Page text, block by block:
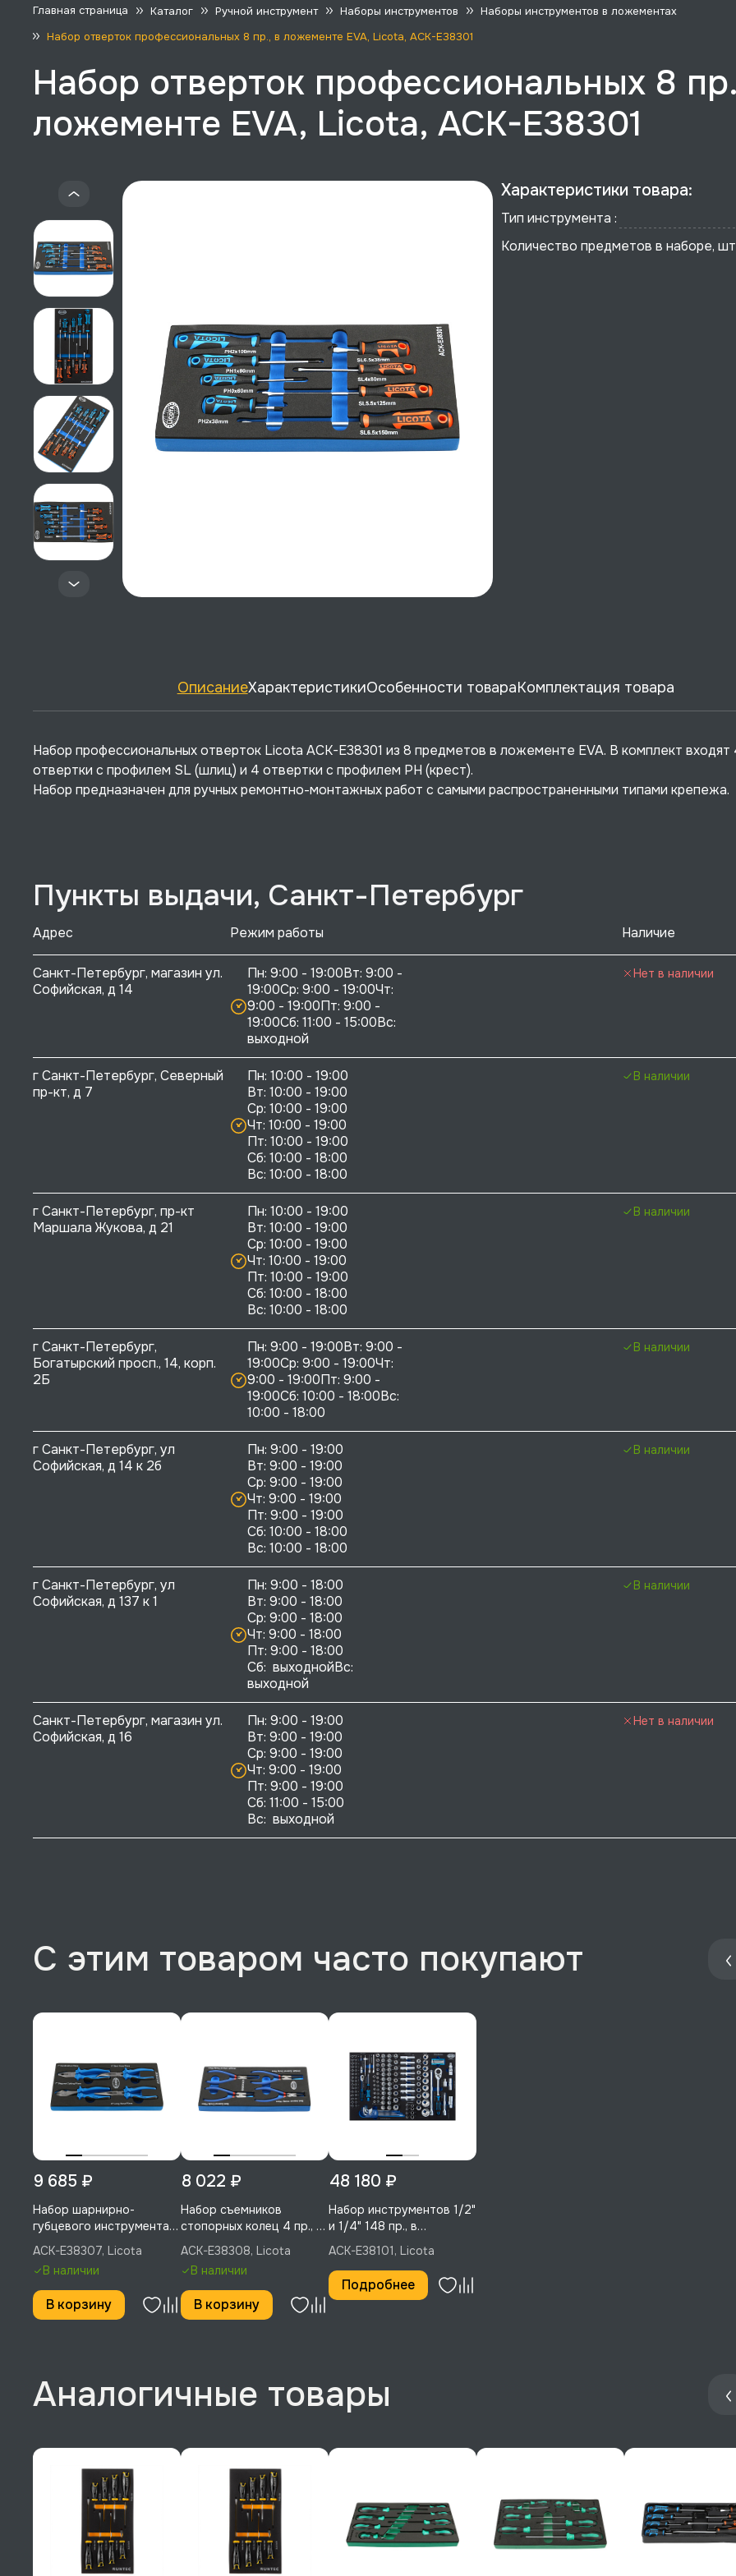
Главная страница Каталог Ручной инструмент Наборы инструментов
Наборы инструментов в ложементах
Набор отверток профессиональных 8 пр., в ложементе EVA, Licota, ACK-E38301
Набор отверток профессиональных 8
ложементе EVA, Licota, ACK-E38301
Характеристики товара:
Тип инструмента :
Количество предметов в наборе,
ОписаниеХарактеристикиОсобенности товараКомплектация товара
Набор профессиональных отверток Licota ACK-E38301 из 8 предметов в ложементе EVA. В комплект входят
отвертки с профилем SL (шлиц) и 4 отвертки с профилем PH (крест).
Набор предназначен для ручных ремонтно-монтажных работ с самыми распространенными типами крепежа.
Пункты выдачи, Санкт-Петербург
Адрес Режим работы Наличие
Санкт-Петербург, магазин ул.
Софийская, д 14
Пн: 9:00 - 19:00Вт: 9:00 -
19:00Ср: 9:00 - 19:00Чт:
9:00 - 19:00Пт: 9:00 -
19:00Сб: 11:00 - 15:00Вс:
выходной
Нет в наличии
г Санкт-Петербург, Северный
пр-кт, д 7
Пн: 10:00 - 19:00
Вт: 10:00 - 19:00
Ср: 10:00 - 19:00
Чт: 10:00 - 19:00
Пт: 10:00 - 19:00
Сб: 10:00 - 18:00
В наличии
г Санкт-Петербург, пр-кт
Маршала Жукова, д 21
Пн: 10:00 - 19:00
Вт: 10:00 - 19:00
Ср: 10:00 - 19:00
Чт: 10:00 - 19:00
Пт: 10:00 - 19:00
Сб: 10:00 - 18:00
В наличии
г Санкт-Петербург,
Богатырский просп., 14, корп.
2Б
Пн: 9:00 - 19:00Вт: 9:00 -
19:00Ср: 9:00 - 19:00Чт:
9:00 - 19:00Пт: 9:00 -
19:00Сб: 10:00 - 18:00Вс:
10:00 - 18:00
В наличии
г Санкт-Петербург, ул
Софийская, д 14 к 2б
Пн: 9:00 - 19:00
Вт: 9:00 - 19:00
Ср: 9:00 - 19:00
Чт: 9:00 - 19:00
Пт: 9:00 - 19:00
Сб: 10:00 - 18:00
В наличии
г Санкт-Петербург, ул
Софийская, д 137 к 1
Пн: 9:00 - 18:00
Вт: 9:00 - 18:00
Ср: 9:00 - 18:00
Чт: 9:00 - 18:00
Пт: 9:00 - 18:00
Сб:  выходнойВс:
выходной
В наличии
Санкт-Петербург, магазин ул.
Софийская, д 16
Пн: 9:00 - 19:00
Вт: 9:00 - 19:00
Ср: 9:00 - 19:00
Чт: 9:00 - 19:00
Пт: 9:00 - 19:00
Сб: 11:00 - 15:00
Вс:  выходной
Нет в наличии
С этим товаром часто покупают
9 685 ₽
Набор шарнирно-
губцевого инструмента 4
пр., в ложементе EVA,
Licota, ACK-E38307
ACK-E38307, Licota
В наличии
В корзину
8 022 ₽
Набор съемников
стопорных колец 4 пр., в
ложементе EVA, Licota,
ACK-E38308
ACK-E38308, Licota
В наличии
В корзину
48 180 ₽
Набор инструментов 1/2"
и 1/4" 148 пр., в
ложементе EVA, Licota,
ACK-E38101
ACK-E38101, Licota
Подробнее